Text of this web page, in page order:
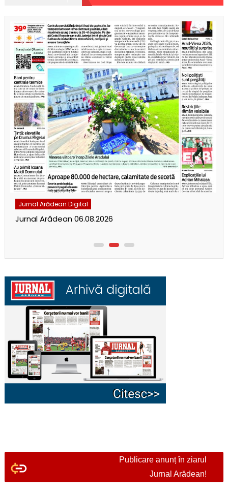
Jurnal Arădean Digital
Jurnal Arădean 06.08.2026
Publicare anunț în ziarul
Jurnal Arădean!